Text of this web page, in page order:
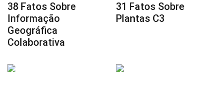
38 Fatos Sobre
Informação
Geográfica
Colaborativa
31 Fatos Sobre
Plantas C3